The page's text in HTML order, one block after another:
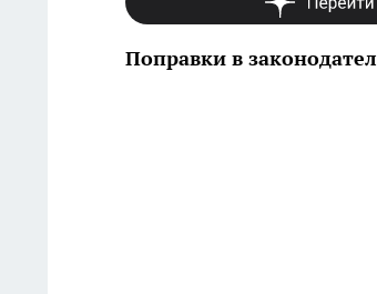
Поправки в